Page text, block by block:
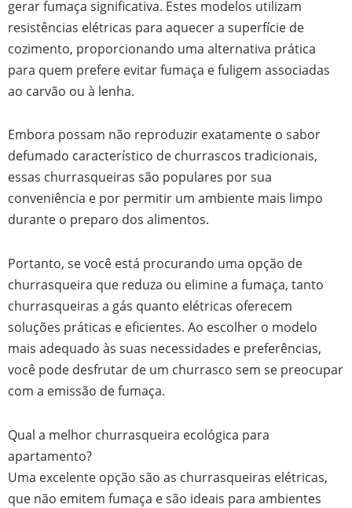
gerar fumaça significativa. Estes modelos utilizam
resistências elétricas para aquecer a superfície de
cozimento, proporcionando uma alternativa prática
para quem prefere evitar fumaça e fuligem associadas
ao carvão ou à lenha.
Embora possam não reproduzir exatamente o sabor
defumado característico de churrascos tradicionais,
essas churrasqueiras são populares por sua
conveniência e por permitir um ambiente mais limpo
durante o preparo dos alimentos.
Portanto, se você está procurando uma opção de
churrasqueira que reduza ou elimine a fumaça, tanto
churrasqueiras a gás quanto elétricas oferecem
soluções práticas e eficientes. Ao escolher o modelo
mais adequado às suas necessidades e preferências,
você pode desfrutar de um churrasco sem se preocupar
com a emissão de fumaça.
Qual a melhor churrasqueira ecológica para
apartamento?
Uma excelente opção são as churrasqueiras elétricas,
que não emitem fumaça e são ideais para ambientes